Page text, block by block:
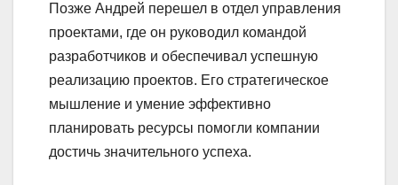
Позже Андрей перешел в отдел управления
проектами, где он руководил командой
разработчиков и обеспечивал успешную
реализацию проектов. Его стратегическое
мышление и умение эффективно
планировать ресурсы помогли компании
достичь значительного успеха.